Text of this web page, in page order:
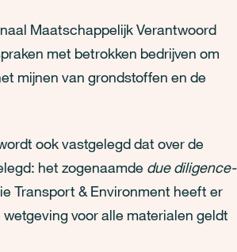
Maatschappelijk Verantwoord
met betrokken bedrijven om
mijnen van grondstoffen en de
ook vastgelegd dat over de
het zogenaamde due diligence-
Transport & Environment heeft er
voor alle materialen geldt